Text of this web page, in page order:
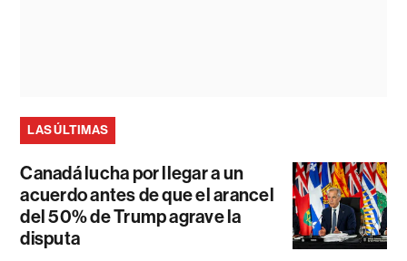
LAS ÚLTIMAS
Canadá lucha por llegar a un
acuerdo antes de que el arancel
del 50% de Trump agrave la
disputa